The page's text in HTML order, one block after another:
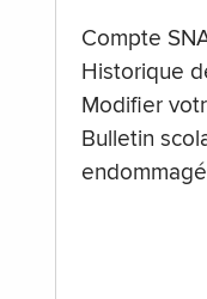
Compte
Historique
Modifier
Bulletin
endommagé